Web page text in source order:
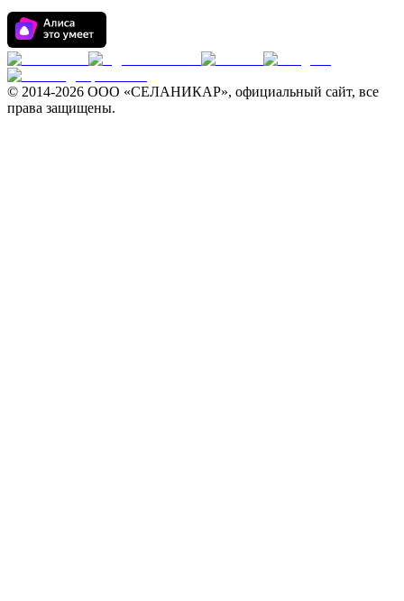
© 2014-2026 ООО «СЕЛАНИКАР», официальный сайт, все
права защищены.